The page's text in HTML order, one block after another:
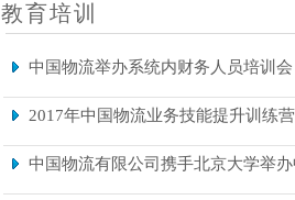
教育培训
中国物流举办系统内财务人员培训会
2017年中国物流业务技能提升训练
中国物流有限公司携手北京大学举